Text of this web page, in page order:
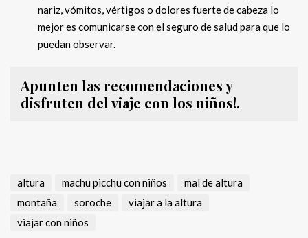
nariz, vómitos, vértigos o dolores fuerte de cabeza lo
mejor es comunicarse con el seguro de salud para que lo
puedan observar.
Apunten las recomendaciones y
disfruten del viaje con los niños!.
altura machu picchu con niños
mal de altura
montaña
soroche
viajar a la altura
viajar con niños